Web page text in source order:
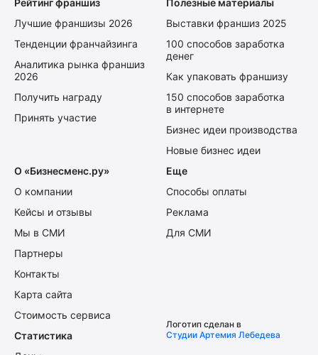
Рейтинг франшиз
Лучшие франшизы 2026
Тенденции франчайзинга
Аналитика рынка франшиз
2026
Получить награду
Принять участие
Полезные материалы
Выставки франшиз 2025
100 способов заработка
денег
Как упаковать франшизу
150 способов заработка
в интернете
Бизнес идеи производства
Новые бизнес идеи
О «Бизнесменс.ру»
О компании
Кейсы и отзывы
Мы в СМИ
Партнеры
Контакты
Карта сайта
Стоимость сервиса
Еще
Способы оплаты
Реклама
Для СМИ
Статистика
Логотип сделан в
Студии Артемия Лебедева